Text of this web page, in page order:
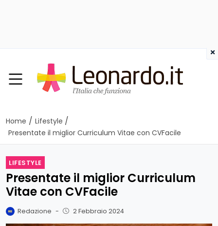
Home / Lifestyle /
Presentate il miglior Curriculum Vitae con CVFacile
LIFESTYLE
Presentate il miglior Curriculum
Vitae con CVFacile
Redazione - 2 Febbraio 2024
×